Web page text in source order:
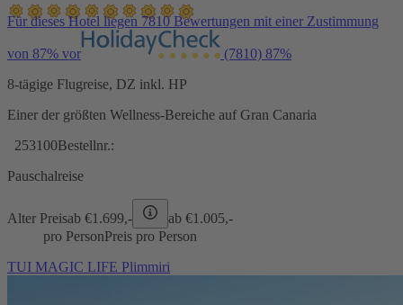
Für dieses Hotel liegen 7810 Bewertungen mit einer Zustimmung
von 87% vor (7810) 87%
8-tägige Flugreise, DZ inkl. HP
Einer der größten Wellness-Bereiche auf Gran Canaria
253100Bestellnr.:
Pauschalreise
Alter Preisab €1.699,- ab €1.005,-
pro PersonPreis pro Person
TUI MAGIC LIFE Plimmiri